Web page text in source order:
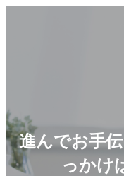
進んでお手
っかけ